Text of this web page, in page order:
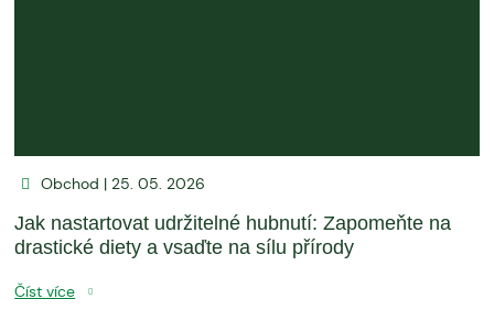
Obchod | 25. 05. 2026
Jak nastartovat udržitelné hubnutí: Zapomeňte na
drastické diety a vsaďte na sílu přírody
Číst více